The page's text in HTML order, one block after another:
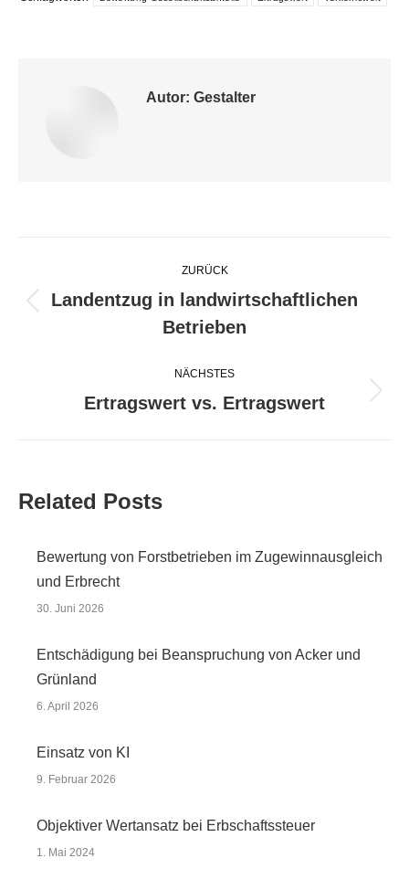
Autor: Gestalter
Kommentarnavigation
ZURÜCK
Beitrag:
Landentzug in landwirtschaftlichen
Betrieben
NÄCHSTES
Nächster
Ertragswert vs. Ertragswert
Related Posts
Bewertung von Forstbetrieben im Zugewinnausgleich
und Erbrecht
30. Juni 2026
Entschädigung bei Beanspruchung von Acker und
Grünland
6. April 2026
Einsatz von KI
9. Februar 2026
Objektiver Wertansatz bei Erbschaftssteuer
1. Mai 2024